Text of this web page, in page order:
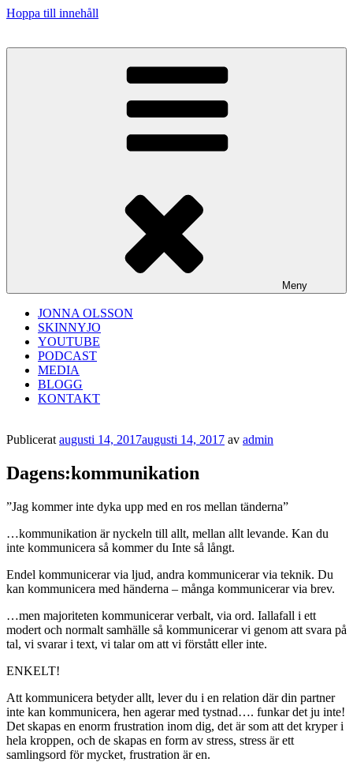
Hoppa till innehåll
Meny
JONNA OLSSON
SKINNYJO
YOUTUBE
PODCAST
MEDIA
BLOGG
KONTAKT
Publicerat augusti 14, 2017augusti 14, 2017 av admin
Dagens:kommunikation
”Jag kommer inte dyka upp med en ros mellan tänderna”
…kommunikation är nyckeln till allt, mellan allt levande. Kan du
inte kommunicera så kommer du Inte så långt.
Endel kommunicerar via ljud, andra kommunicerar via teknik. Du
kan kommunicera med händerna – många kommunicerar via brev.
…men majoriteten kommunicerar verbalt, via ord. Iallafall i ett
modert och normalt samhälle så kommunicerar vi genom att svara på
tal, vi svarar i text, vi talar om att vi förstått eller inte.
ENKELT!
Att kommunicera betyder allt, lever du i en relation där din partner
inte kan kommunicera, hen agerar med tystnad…. funkar det ju inte!
Det skapas en enorm frustration inom dig, det är som att det kryper i
hela kroppen, och de skapas en form av stress, stress är ett
samlingsord för mycket, frustration är en.